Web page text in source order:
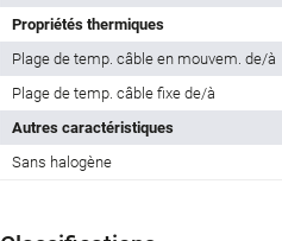
Propriétés thermiques
Plage de temp. câble en mouvem. de/à
Plage de temp. câble fixe de/à
Autres caractéristiques
Sans halogène